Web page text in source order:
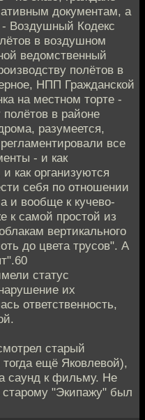
документам, а
Воздушный Кодекс
в воздушном
ведомственный
полётов в
НПП Гражданской
на местном торте -
в районе
разумеется,
все
- и как
как организуются
себя по отношении
и вообще к кучево-
к самой простой из
вертикального
до цвета трусов". А
статус
их
ответственность,
старый
ещё Яковлевой),
саунд к фильму. Не
старому "Экипажу" был